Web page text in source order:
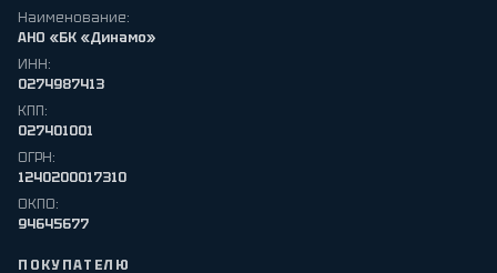
Наименование:
АНО «БК «Динамо»
ИНН:
0274987413
КПП:
027401001
ОГРН:
1240200017310
ОКПО:
94645677
ПОКУПАТЕЛЮ